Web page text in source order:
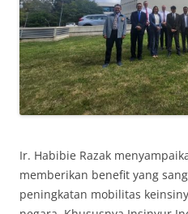
Ir. Habibie Razak
memberikan benefit yang
peningkatan mobilitas